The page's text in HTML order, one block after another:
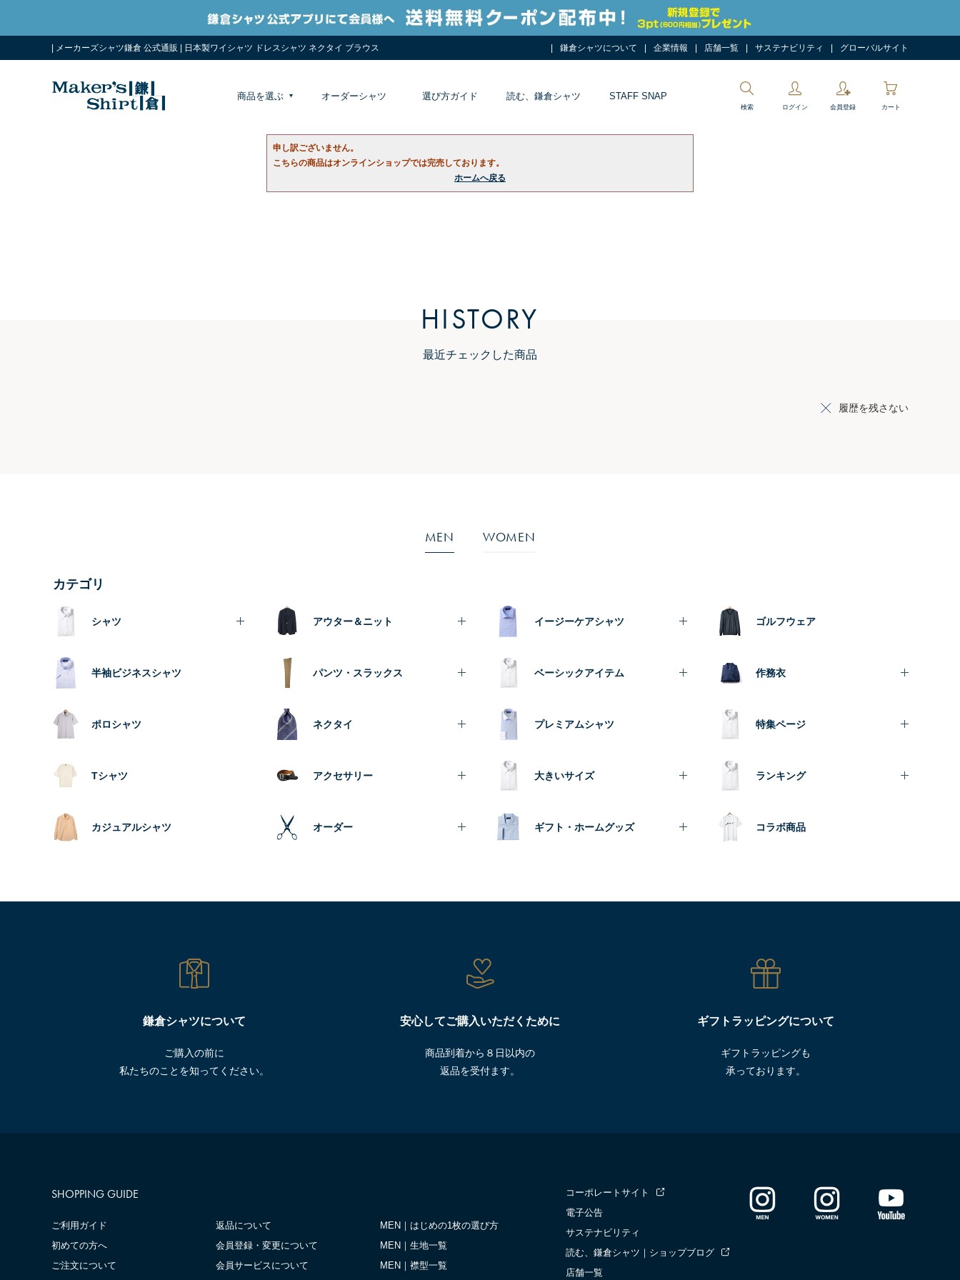
| メーカーズシャツ鎌倉 公式通販 | 日本製ワイシャツ ドレスシャツ ネクタイ ブラウス 鎌倉シャツについて 企業情報 店舗一覧 サステナビリティ グローバルサイト
商品を選ぶ オーダーシャツ 選び方ガイド 読む、鎌倉シャツ STAFF SNAP
検索 ログイン 会員登録 カート
申し訳ございません。
こちらの商品はオンラインショップでは完売しております。
ホームへ戻る
HISTORY
最近チェックした商品
履歴を残さない
MEN WOMEN
カテゴリ
シャツ
半袖ビジネスシャツ
ポロシャツ
Tシャツ
カジュアルシャツ
アウター＆ニット
パンツ・スラックス
ネクタイ
アクセサリー
オーダー
イージーケアシャツ
ベーシックアイテム
プレミアムシャツ
大きいサイズ
ギフト・ホームグッズ
ゴルフウェア
作務衣
特集ページ
ランキング
コラボ商品
鎌倉シャツについて
ご購入の前に
私たちのことを知ってください。
安心してご購入いただくために
商品到着から８日以内の
返品を受付ます。
ギフトラッピングについて
ギフトラッピングも
承っております。
SHOPPING GUIDE
ご利用ガイド
初めての方へ
ご注文について
返品について
会員登録・変更について
会員サービスについて
MEN｜はじめの1枚の選び方
MEN｜生地一覧
MEN｜襟型一覧
コーポレートサイト
電子公告
サステナビリティ
読む、鎌倉シャツ｜ショップブログ
店舗一覧